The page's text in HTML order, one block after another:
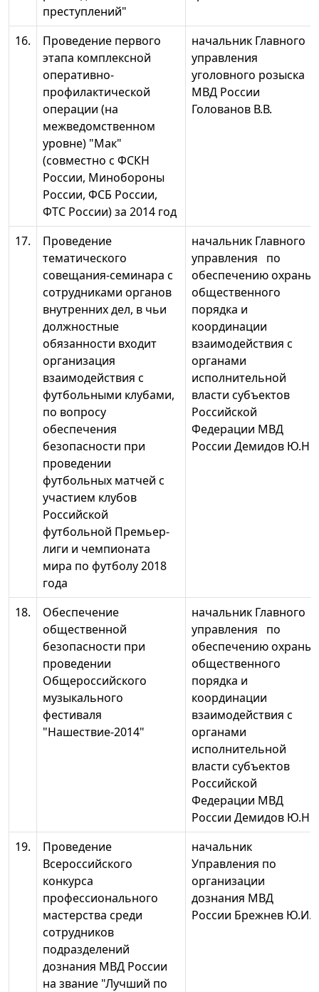
преступлений"
16.
Проведение первого
этапа комплексной
оперативно-
профилактической
операции (на
межведомственном
уровне) "Мак"
(совместно с ФСКН
России, Минобороны
России, ФСБ России,
ФТС России) за 2014 год
начальник Главного
управления
уголовного розыска
МВД России
Голованов В.В.
17.
Проведение
тематического
совещания-семинара с
сотрудниками органов
внутренних дел, в чьи
должностные
обязанности входит
организация
взаимодействия с
футбольными клубами,
по вопросу
обеспечения
безопасности при
проведении
футбольных матчей с
участием клубов
Российской
футбольной Премьер-
лиги и чемпионата
мира по футболу 2018
года
начальник Главного
управления по
обеспечению охраны
общественного
порядка и
координации
взаимодействия с
органами
исполнительной
власти субъектов
Российской
Федерации МВД
России Демидов Ю.Н.
18.
Обеспечение
общественной
безопасности при
проведении
Общероссийского
музыкального
фестиваля
"Нашествие-2014"
начальник Главного
управления по
обеспечению охраны
общественного
порядка и
координации
взаимодействия с
органами
исполнительной
власти субъектов
Российской
Федерации МВД
России Демидов Ю.Н.
19.
Проведение
Всероссийского
конкурса
профессионального
мастерства среди
сотрудников
подразделений
дознания МВД России
на звание "Лучший по
начальник
Управления по
организации
дознания МВД
России Брежнев Ю.И.